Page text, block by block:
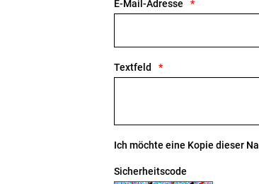
E-Mail-Adresse
Textfeld
Ich möchte eine Kopie dieser
Sicherheitscode